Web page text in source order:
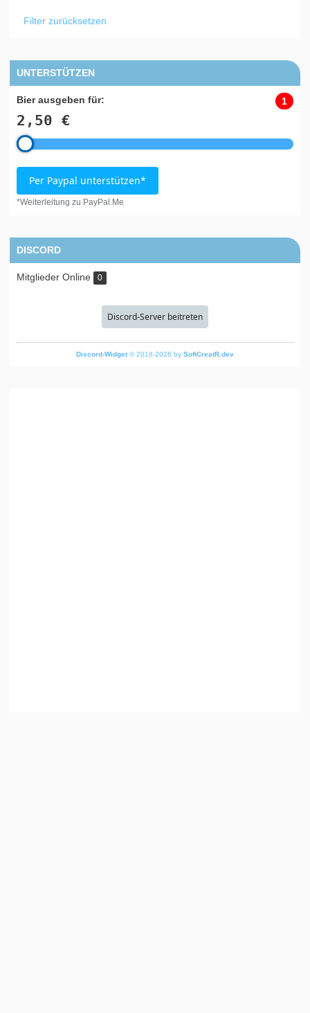
Filter zurücksetzen
UNTERSTÜTZEN
Bier ausgeben für:
2,50 €
1
Per Paypal unterstützen*
*Weiterleitung zu PayPal.Me
DISCORD
Mitglieder Online 0
Discord-Server beitreten
Discord-Widget© 2018-2026 by SoftCreatR.dev